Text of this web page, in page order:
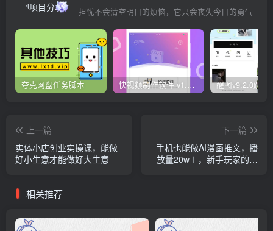
担忧不会清空明日的烦恼，它只会丧失今日的勇气
夸克网盘任务脚本 快视频制作软件 v1.1.1安卓版
上一篇
实体小店创业实操课，能做
好小生意才能做好大生意
下一篇
手机也能做AI漫画推文，播
放量20w＋，新手玩家的福
相关推荐